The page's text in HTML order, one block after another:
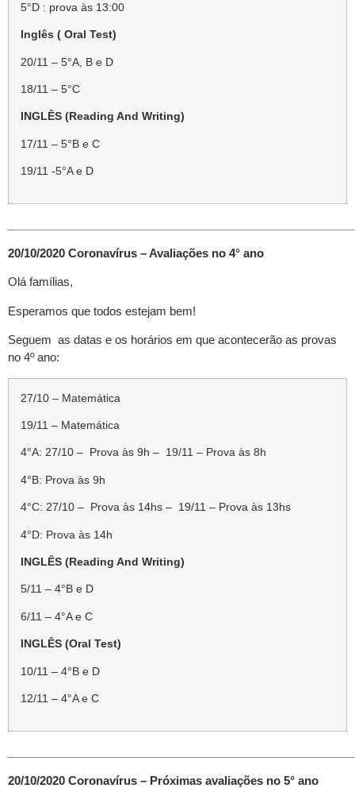
5°D : prova às 13:00
Inglês ( Oral Test)
20/11 – 5°A, B e D
18/11 – 5°C
INGLÊS (Reading And Writing)
17/11 – 5°B e C
19/11 -5°A e D
20/10/2020 Coronavírus – Avaliações no 4° ano
Olá famílias,
Esperamos que todos estejam bem!
Seguem as datas e os horários em que acontecerão as provas
no 4º ano:
27/10 – Matemática
19/11 – Matemática
4°A: 27/10 – Prova às 9h – 19/11 – Prova às 8h
4°B: Prova às 9h
4°C: 27/10 – Prova às 14hs – 19/11 – Prova às 13hs
4°D: Prova às 14h
INGLÊS (Reading And Writing)
5/11 – 4°B e D
6/11 – 4°A e C
INGLÊS (Oral Test)
10/11 – 4°B e D
12/11 – 4°A e C
20/10/2020 Coronavírus – Próximas avaliações no 5° ano